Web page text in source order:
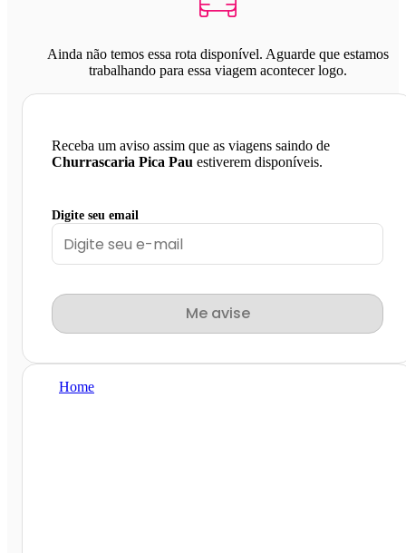
Ainda não temos essa rota disponível. Aguarde que estamos
trabalhando para essa viagem acontecer logo.
Receba um aviso assim que as viagens saindo de
Churrascaria Pica Pau estiverem disponíveis.
Digite seu email
Me avise
Home